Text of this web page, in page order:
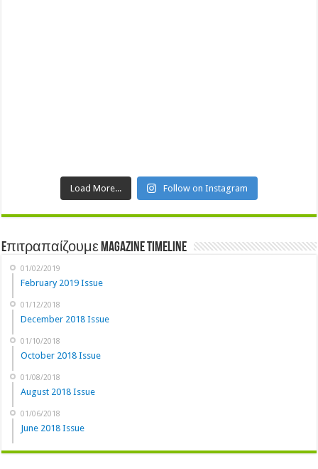
Load More... Follow on Instagram
Eπιτραπαίζουμε Magazine Timeline
01/02/2019
February 2019 Issue
01/12/2018
December 2018 Issue
01/10/2018
October 2018 Issue
01/08/2018
August 2018 Issue
01/06/2018
June 2018 Issue